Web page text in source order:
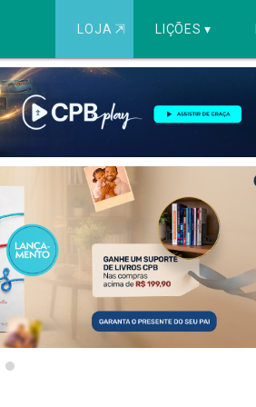
LOJA ⇱ LIÇÕES ▾